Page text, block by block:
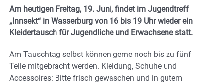
Am heutigen Freitag, 19. Juni, findet im Jugendtreff
„Innsekt“ in Wasserburg von 16 bis 19 Uhr wieder ein
Kleidertausch für Jugendliche und Erwachsene statt.
Am Tauschtag selbst können gerne noch bis zu fünf
Teile mitgebracht werden. Kleidung, Schuhe und
Accessoires: Bitte frisch gewaschen und in gutem